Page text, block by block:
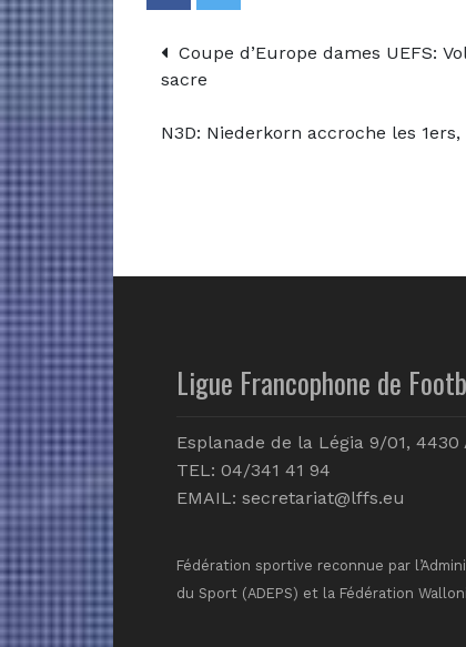
Coupe d’Europe dames UEFS:
sacre
N3D: Niederkorn accroche les
Ligue Francophone de
Esplanade de la Légia 9/01, 4430
TEL: 04/341 41 94
EMAIL: secretariat@lffs.eu
Fédération sportive reconnue par
du Sport (ADEPS) et la Fédération